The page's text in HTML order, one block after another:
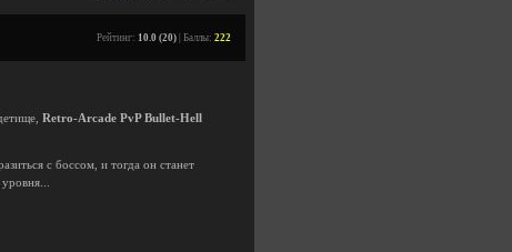
Рейтинг: 10.0 (20) | Баллы: 222
Retro-Arcade PvP Bullet-Hell
с боссом, и тогда он станет